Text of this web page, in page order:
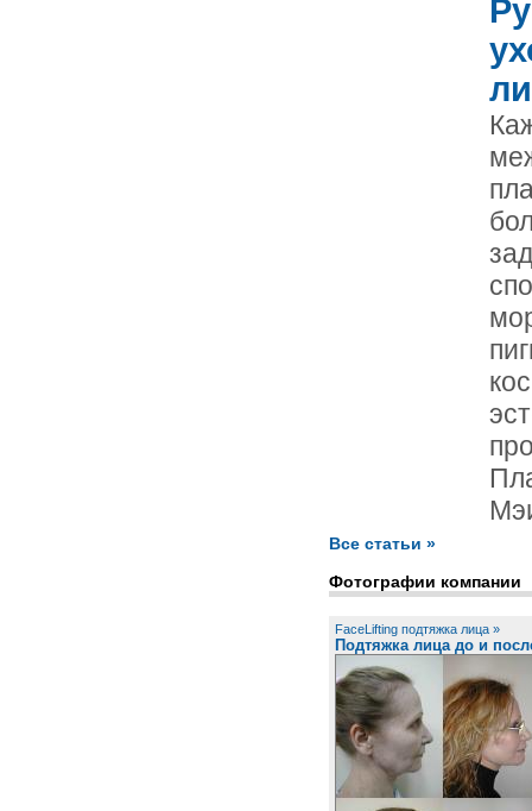
Все статьи »
Фотографии компании
FaceLifting подтяжка лица »
Подтяжка лица до и